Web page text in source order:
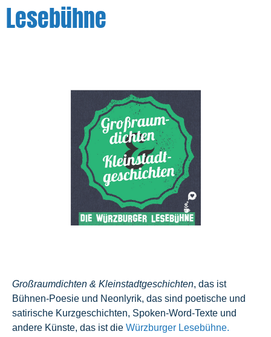
Lesebühne
Großraumdichten & Kleinstadtgeschichten, das ist
Bühnen-Poesie und Neonlyrik, das sind poetische und
satirische Kurzgeschichten, Spoken-Word-Texte und
andere Künste, das ist die Würzburger Lesebühne.